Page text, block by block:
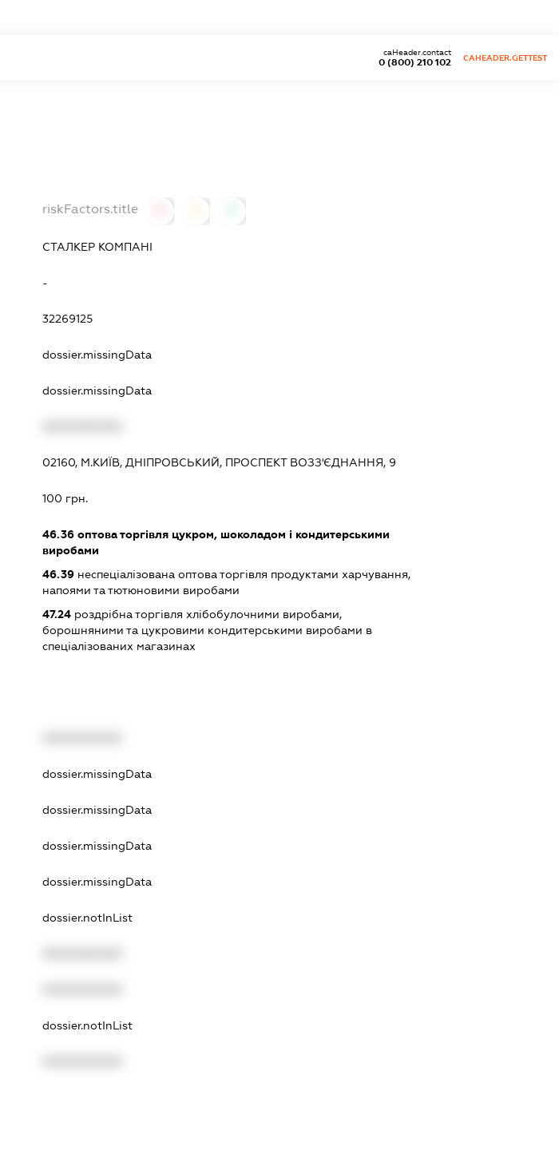
0 (800) 210 102
caHeader.contact
CAHEADER.GETTEST
riskFactors.title
СТАЛКЕР КОМПАНІ
-
32269125
dossier.missingData
dossier.missingData
02160, М.КИЇВ, ДНІПРОВСЬКИЙ, ПРОСПЕКТ ВОЗЗ'ЄДНАННЯ, 9
100 грн.
46.36 оптова торгівля цукром, шоколадом і кондитерськими
виробами
46.39 неспеціалізована оптова торгівля продуктами харчування,
напоями та тютюновими виробами
47.24 роздрібна торгівля хлібобулочними виробами,
борошняними та цукровими кондитерськими виробами в
спеціалізованих магазинах
dossier.missingData
dossier.missingData
dossier.missingData
dossier.missingData
dossier.notInList
dossier.notInList